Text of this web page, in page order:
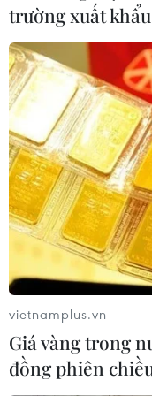
Ngày Quốc tế
lan tỏa khắp
21/06/2025 09:26
Không chỉ là một
tinh thần, yoga còn
văn hóa thành công
với ngành điện ảnh
trường xuất khẩu
vietnamplus.vn
Giá vàng trong
đồng phiên